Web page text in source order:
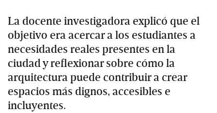
La docente investigadora explicó que el
objetivo era acercar a los estudiantes a
necesidades reales presentes en la
ciudad y reflexionar sobre cómo la
arquitectura puede contribuir a crear
espacios más dignos, accesibles e
incluyentes.